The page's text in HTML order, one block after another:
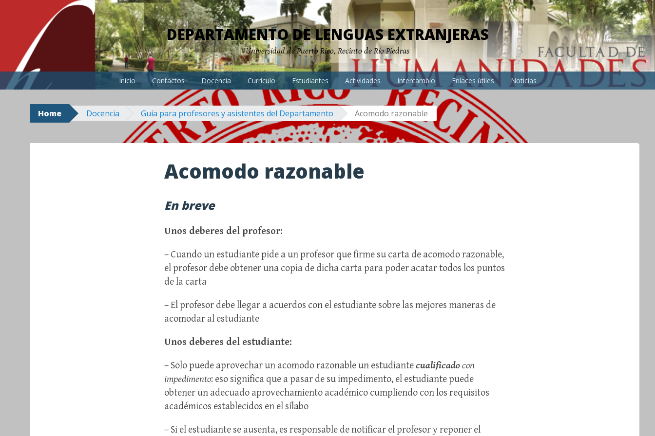
DEPARTAMENTO DE LENGUAS EXTRANJERAS
Universidad de Puerto Rico, Recinto de Río Piedras
Inicio Contactos Docencia Currículo Estudiantes Actividades Intercambio Enlaces útiles Noticias
Home Docencia Guía para profesores y asistentes del Departamento Acomodo razonable
Acomodo razonable
En breve
Unos deberes del profesor:
– Cuando un estudiante pide a un profesor que firme su carta de acomodo razonable,
el profesor debe obtener una copia de dicha carta para poder acatar todos los puntos
de la carta
– El profesor debe llegar a acuerdos con el estudiante sobre las mejores maneras de
acomodar al estudiante
Unos deberes del estudiante:
– Solo puede aprovechar un acomodo razonable un estudiantecualificadocon
impedimento: eso significa que a pasar de su impedimento, el estudiante puede
obtener un adecuado aprovechamiento académico cumpliendo con los requisitos
académicos establecidos en el sílabo
– Si el estudiante se ausenta, es responsable de notificar el profesor y reponer el